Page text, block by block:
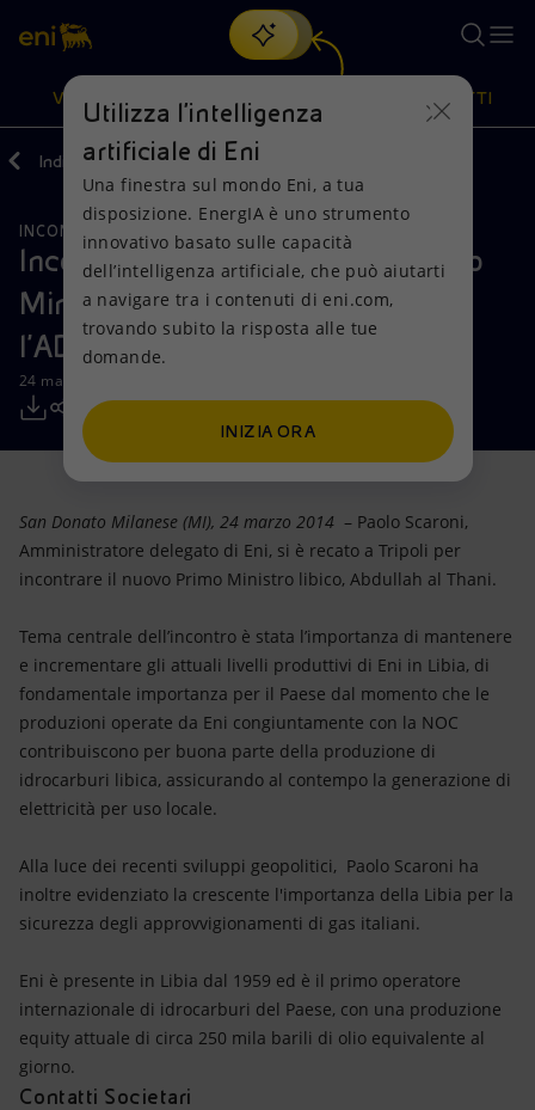
Cerca
scopri EnergIA, la nostra nuova soluzione di intelligenza
artificiale.
VISIONE
Visione
Mission e valori
Persone e Partnership
Net Zero
Modello satellitare
Energia accessibile
Scenari energetici
Azioni
Diversificazione energetica
Tecnologie per la transizione
Collaborazioni per l'innovazione
Attività nel mondo
PRODOTTI
Prodotti
Casa
Imprese
Mobilità
Indietro Media Comunicati Stampa
INCONTRI E ACCORDI RISORSE NATURALI
Incontro di lavoro tra il nuovo Primo
Ministro libico, Abdullah Al Thani, e
l'AD di Eni, Paolo Scaroni
24 marzo 2014 - 14:55 CET
San Donato Milanese (MI), 24 marzo 2014 – Paolo Scaroni,
Amministratore delegato di Eni, si è recato a Tripoli per
incontrare il nuovo Primo Ministro libico, Abdullah al Thani.
Tema centrale dell’incontro è stata l’importanza di mantenere
e incrementare gli attuali livelli produttivi di Eni in Libia, di
fondamentale importanza per il Paese dal momento che le
produzioni operate da Eni congiuntamente con la NOC
contribuiscono per buona parte della produzione di
idrocarburi libica, assicurando al contempo la generazione di
elettricità per uso locale.
Alla luce dei recenti sviluppi geopolitici, Paolo Scaroni ha
inoltre evidenziato la crescente l'importanza della Libia per la
sicurezza degli approvvigionamenti di gas italiani.
Eni è presente in Libia dal 1959 ed è il primo operatore
internazionale di idrocarburi del Paese, con una produzione
equity attuale di circa 250 mila barili di olio equivalente al
giorno.
Contatti Societari
Utilizza l'intelligenza
artificiale di Eni
Una finestra sul mondo Eni, a tua
disposizione. EnergIA è uno strumento
innovativo basato sulle capacità
dell’intelligenza artificiale, che può aiutarti
a navigare tra i contenuti di eni.com,
trovando subito la risposta alle tue
domande.
INIZIA ORA